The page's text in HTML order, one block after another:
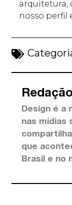
arquitetura,
nosso perfil
Design é a
nas mídias
que
Brasil e no